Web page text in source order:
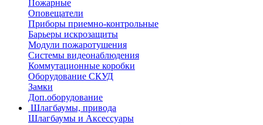
Пожарные
Оповещатели
Приборы приемно-контрольные
Барьеры искрозащиты
Модули пожаротушения
Системы видеонаблюдения
Коммутационные коробки
Оборудование СКУД
Замки
Доп.оборудование
Шлагбаумы, привода
Шлагбаумы и Аксессуары